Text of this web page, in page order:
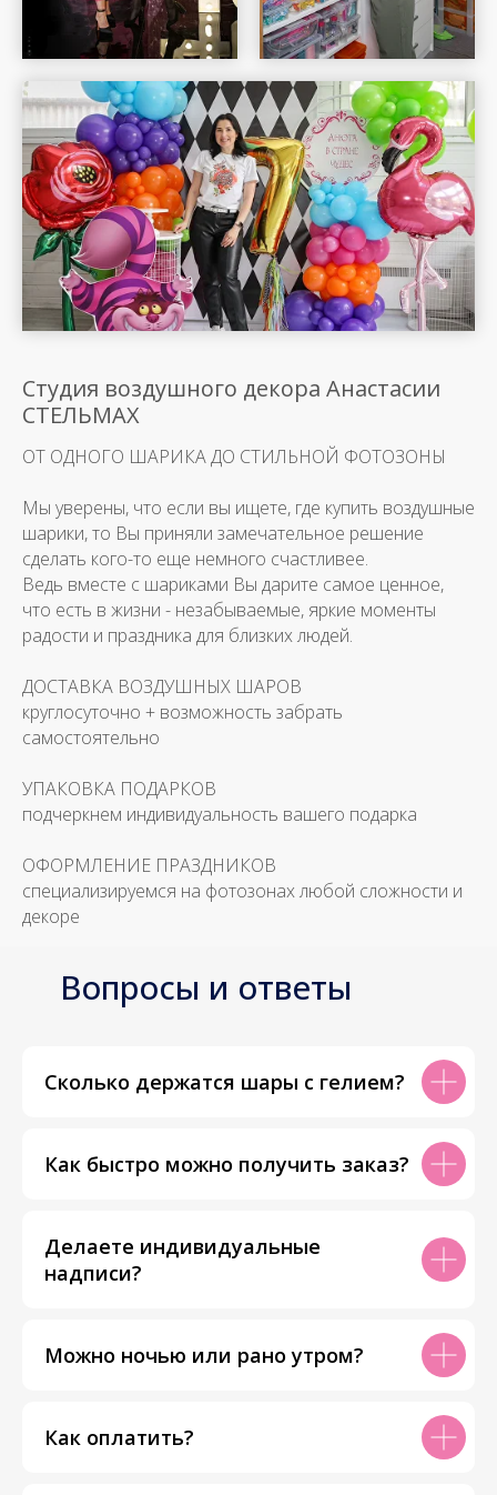
Шар Удачи на карте Москвы — Яндекс Карты
Студия воздушного декора Анастасии
СТЕЛЬМАХ
ОТ ОДНОГО ШАРИКА ДО СТИЛЬНОЙ ФОТОЗОНЫ
Мы уверены, что если вы ищете, где купить воздушные
шарики, то Вы приняли замечательное решение
сделать кого-то еще немного счастливее.
Ведь вместе с шариками Вы дарите самое ценное,
что есть в жизни - незабываемые, яркие моменты
радости и праздника для близких людей.
ДОСТАВКА ВОЗДУШНЫХ ШАРОВ
круглосуточно + возможность забрать
самостоятельно
УПАКОВКА ПОДАРКОВ
подчеркнем индивидуальность вашего подарка
ОФОРМЛЕНИЕ ПРАЗДНИКОВ
специализируемся на фотозонах любой сложности и
декоре
Вопросы и ответы
Сколько держатся шары с гелием?
Как быстро можно получить заказ?
Делаете индивидуальные
надписи?
Можно ночью или рано утром?
Как оплатить?